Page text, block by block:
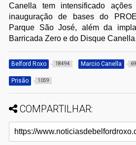
Canella tem intensificado
inauguração de bases do
Parque São José, além da
Barricada Zero e do Disque Canella
Belford Roxo 18494 Marcio Canella 69
Prisão 1059
COMPARTILHAR: